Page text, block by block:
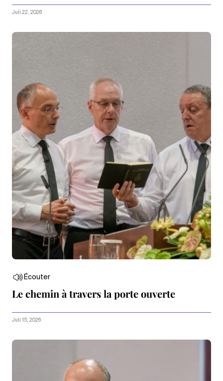
Juli 22, 2026
Écouter
Le chemin à travers la porte ouverte
Juli 15, 2026